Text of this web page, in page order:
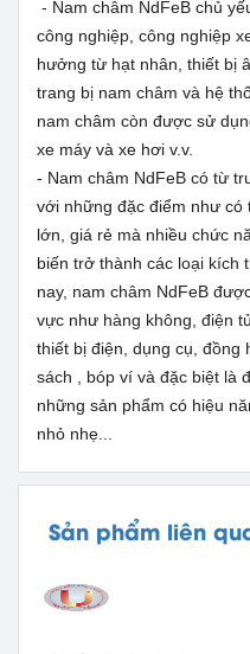
- Nam châm NdFeB chủ
công nghiệp, công nghiệp
hưởng từ hạt nhân, thiết bị
trang bị nam châm và hệ
nam châm còn được sử
xe máy và xe hơi v.v.
- Nam châm NdFeB có từ
với những đặc điểm như
lớn, giá rẻ mà nhiều chức
biến trở thành các loại kích
nay, nam châm NdFeB
vực như hàng không, điện
thiết bị điện, dụng cụ, đồng
sách , bóp ví và đặc biệt là
những sản phẩm có hiệu
nhỏ nhẹ...
Sản phẩm liên